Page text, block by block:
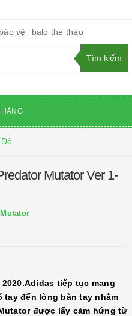
vệ balo the thao
Đỏ
Mutator Ver 1-
tiếp tục mang
đến lòng bàn tay nhằm
được lấy cảm hứng từ